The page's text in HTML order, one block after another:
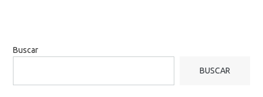
Buscar
BUSCAR